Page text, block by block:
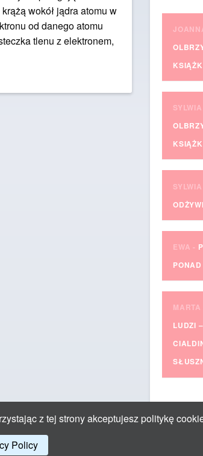
wokół jądra atomu w
od danego atomu
tlenu z elektronem,
SYLWIA
SYLWIA
EWA -
MARTA
LUDZI
z tej strony akceptujesz politykę
Policy